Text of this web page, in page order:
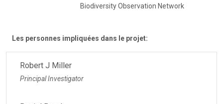
Biodiversity Observation Network
Les personnes impliquées dans le projet:
Robert J Miller
Principal Investigator